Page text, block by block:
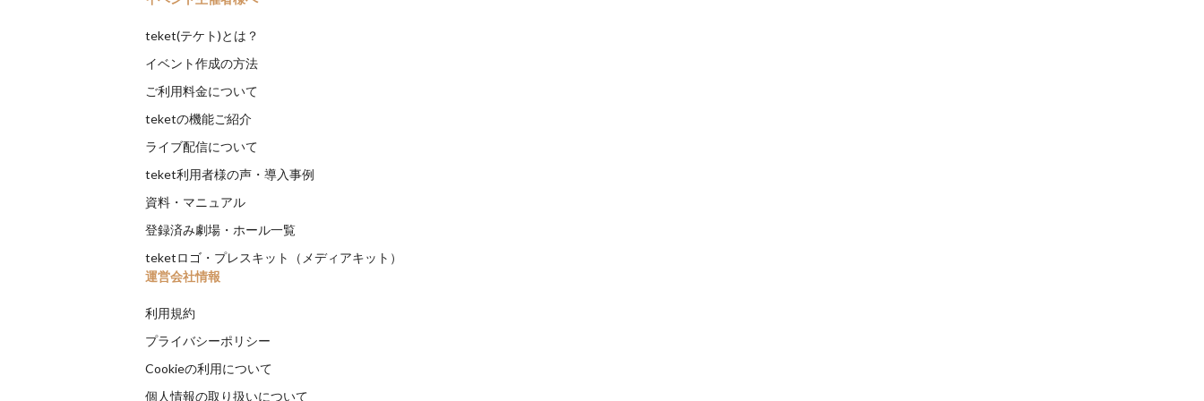
teket(テケト)とは？
イベント作成の方法
ご利用料金について
teketの機能ご紹介
ライブ配信について
teket利用者様の声・導入事例
資料・マニュアル
登録済み劇場・ホール一覧
teketロゴ・プレスキット（メディアキット）
運営会社情報
利用規約
プライバシーポリシー
Cookieの利用について
個人情報の取り扱いについて